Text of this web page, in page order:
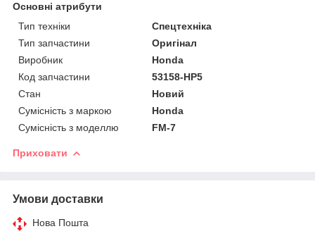
Основні атрибути
Тип техніки
Спецтехніка
Тип запчастини
Оригінал
Виробник
Honda
Код запчастини
53158-HP5
Стан
Новий
Сумісність з маркою
Honda
Сумісність з моделлю
FM-7
Приховати
Умови доставки
Нова Пошта